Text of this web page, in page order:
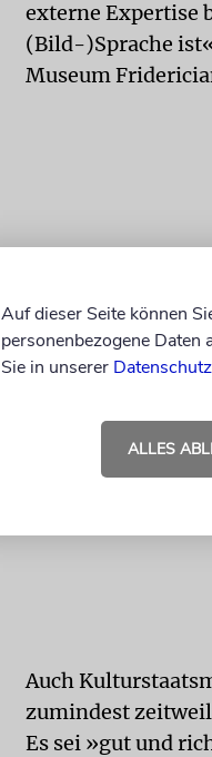
externe Expertise
(Bild-)Sprache
Museum
Auch
zumindest
Es sei »gut und
Auf dieser Seite können
personenbezogene
Sie in unserer
ALLES